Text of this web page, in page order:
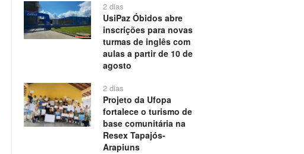
2 dias
UsiPaz Óbidos abre
inscrições para novas
turmas de inglês com
aulas a partir de 10 de
agosto
2 dias
Projeto da Ufopa
fortalece o turismo de
base comunitária na
Resex Tapajós-
Arapiuns